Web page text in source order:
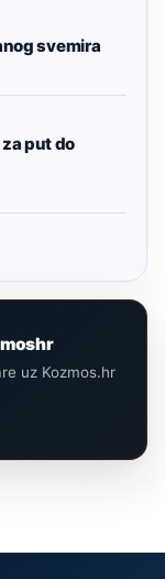
svemira
put do
uz Kozmos.hr